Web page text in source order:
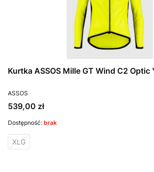
Kurtka ASSOS Mille GT Wind C2 Optic
PRODUCENT
ASSOS
Cena
539,00 zł
Dostępność: brak
XLG